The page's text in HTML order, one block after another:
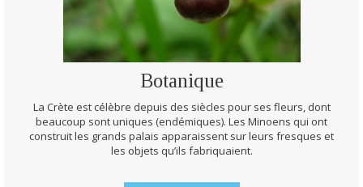
Botanique
La Crète est célèbre depuis des siècles pour ses fleurs, dont
beaucoup sont uniques (endémiques). Les Minoens qui ont
construit les grands palais apparaissent sur leurs fresques et
les objets qu’ils fabriquaient.